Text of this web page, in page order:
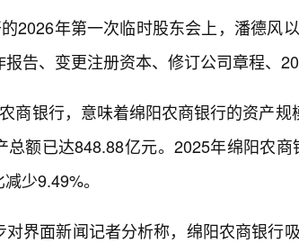
2026年第一次临时股东会上，潘德风
告、变更注册资本、修订公司章程、
商银行，意味着绵阳农商银行的资产规
总额已达848.88亿元。2025年绵阳农
少9.49%。
对界面新闻记者分析称，绵阳农商银行